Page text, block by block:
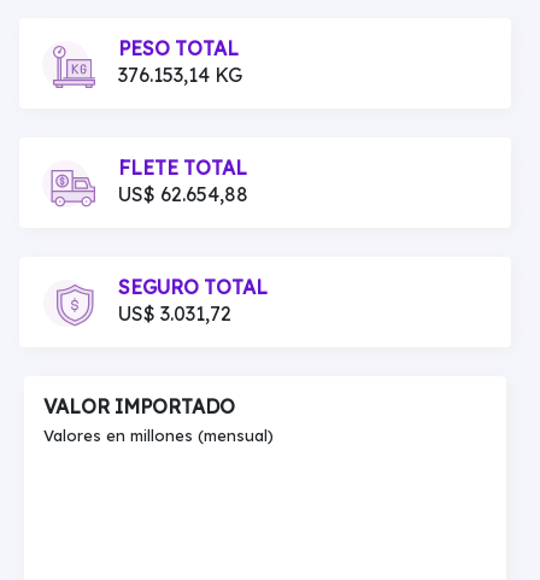
PESO TOTAL
376.153,14 KG
FLETE TOTAL
US$ 62.654,88
SEGURO TOTAL
US$ 3.031,72
VALOR IMPORTADO
Valores en millones (mensual)